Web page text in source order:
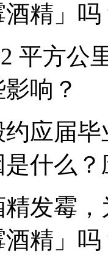
精」吗
平方公
响？
应届
什么
发霉
精」吗